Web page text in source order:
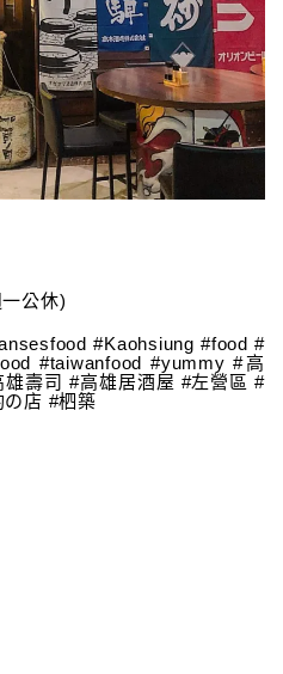
公休)
#Kaohsiung #food #
#taiwanfood #yummy #高
壽司 #高雄居酒屋 #左營區 #
店 #柶築